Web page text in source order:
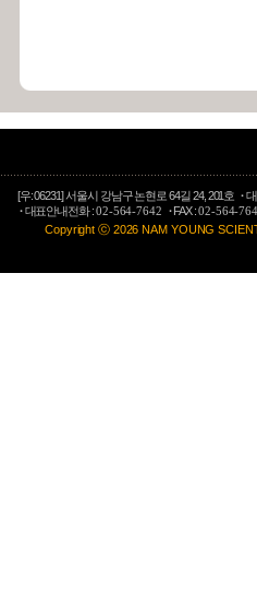
[우: 06231] 서울시 강남구 논현로 64길 24, 201호·
·대표안내전화 :02-564-7642 ·FAX :02-564-
Copyright ⓒ 2026 NAM YOUNG